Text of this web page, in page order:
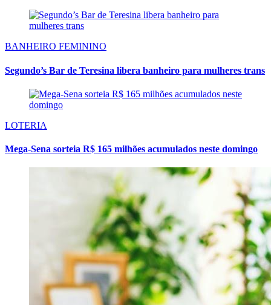
BANHEIRO FEMININO
Segundo’s Bar de Teresina libera banheiro para mulheres trans
LOTERIA
Mega-Sena sorteia R$ 165 milhões acumulados neste domingo